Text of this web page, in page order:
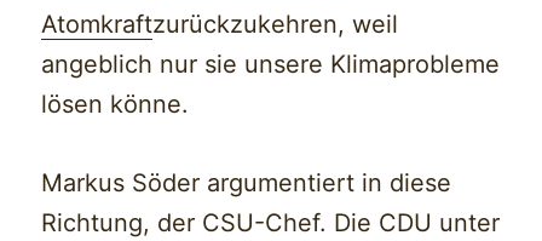
Atomkraftzurückzukehren, weil
angeblich nur sie unsere Klimaprobleme
lösen könne.
Markus Söder argumentiert in diese
Richtung, der CSU-Chef. Die CDU unter